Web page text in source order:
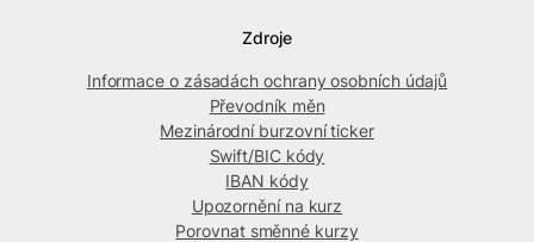
Zdroje
Informace o zásadách ochrany osobních údajů
Převodník měn
Mezinárodní burzovní ticker
Swift/BIC kódy
IBAN kódy
Upozornění na kurz
Porovnat směnné kurzy